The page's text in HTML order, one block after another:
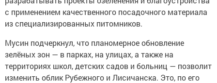
с применением качественного посадочного материала
из специализированных питомников.
Мусин подчеркнул, что планомерное обновление
зелёных зон — в парках, на улицах, а также на
территориях школ, детских садов и больниц — позволит
изменить облик Рубежного и Лисичанска. Это, по его